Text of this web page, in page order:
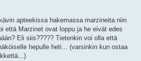
apteekissa hakemassa marzineita niin
että Marzinet ovat loppu ja he eivät edes
Eli siis????? Tietenkin voi olla että
hepulle heti... (varsinkin kun ostaa